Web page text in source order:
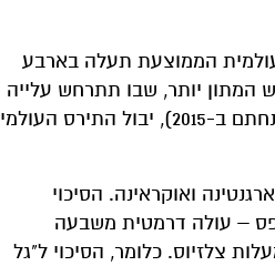
הממוצעת תעלה בארבע
המתון יותר, שבו תתרחש עלייה
של שתי מעלות בממוצע עד סוף המאה (בטווח העליון של הסכם פריז לצמצום שינוי האקלים שנחתם ב-2015), יבול התירס העולמי
ואוקראינה. הסיכוי
– עולה דרמטית משבעה
בתרחיש של התחממות בשתי מעלות צלזיוס ל-86 אחוזים בתרחיש של התחממות ב-4 מעלות צלזיוס. כלומר, הסיכוי ל"גל